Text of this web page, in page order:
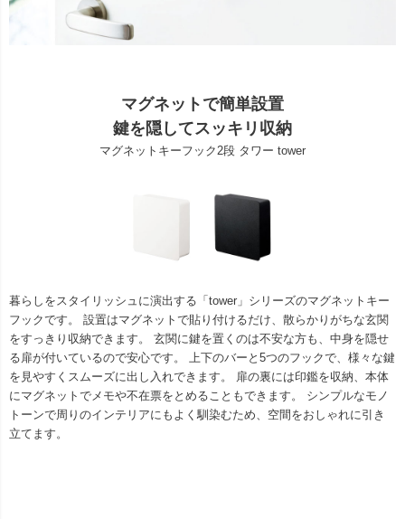
マグネットで簡単設置
鍵を隠してスッキリ収納
マグネットキーフック2段 タワー tower
暮らしをスタイリッシュに演出する「tower」シリーズのマグネットキー
フックです。 設置はマグネットで貼り付けるだけ、散らかりがちな玄関
をすっきり収納できます。 玄関に鍵を置くのは不安な方も、中身を隠せ
る扉が付いているので安心です。 上下のバーと5つのフックで、様々な鍵
を見やすくスムーズに出し入れできます。 扉の裏には印鑑を収納、本体
にマグネットでメモや不在票をとめることもできます。 シンプルなモノ
トーンで周りのインテリアにもよく馴染むため、空間をおしゃれに引き
立てます。